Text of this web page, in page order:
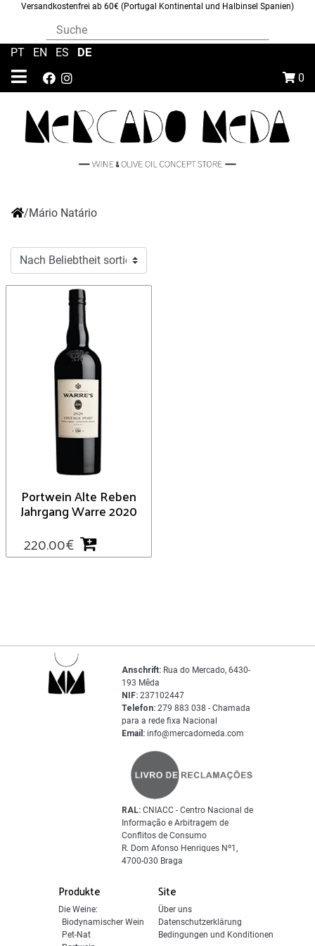
Versandkostenfrei ab 60€ (Portugal Kontinental und Halbinsel Spanien)
0
PT EN ES DE
/Mário Natário
Portwein Alte Reben
Jahrgang Warre 2020
220.00€
Produkte
Die Weine:
Biodynamischer Wein
Pet-Nat
Site
Über uns
Datenschutzerklärung
Bedingungen und Konditionen
Anschrift: Rua do Mercado, 6430-
193 Mêda
NIF: 237102447
Telefon: 279 883 038 - Chamada
para a rede fixa Nacional
Email: info@mercadomeda.com
RAL: CNIACC - Centro Nacional de
Informação e Arbitragem de
Conflitos de Consumo
R. Dom Afonso Henriques Nº1,
4700-030 Braga